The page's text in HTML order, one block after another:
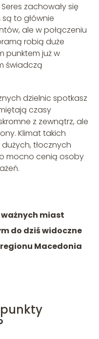
zachowały się
są to głównie
ale w połączeniu
robią duże
punktem już w
świadczą
dzielnic spotkasz
czasy
z zewnątrz, ale
Klimat takich
tłocznych
mocno cenią osoby
ważnych miast
do dziś widoczne
Macedonia